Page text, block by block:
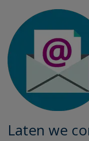
Laten we